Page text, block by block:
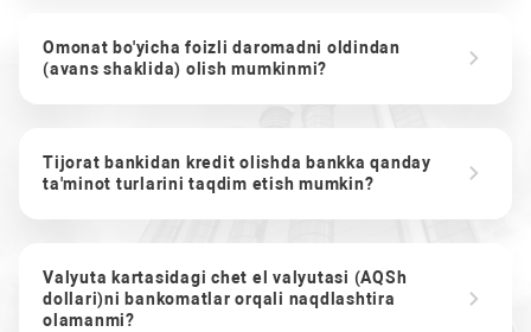
Omonat bo'yicha foizli daromadni oldindan
(avans shaklida) olish mumkinmi?
Tijorat bankidan kredit olishda bankka qanday
ta'minot turlarini taqdim etish mumkin?
Valyuta kartasidagi chet el valyutasi (AQSh
dollari)ni bankomatlar orqali naqdlashtira
olamanmi?